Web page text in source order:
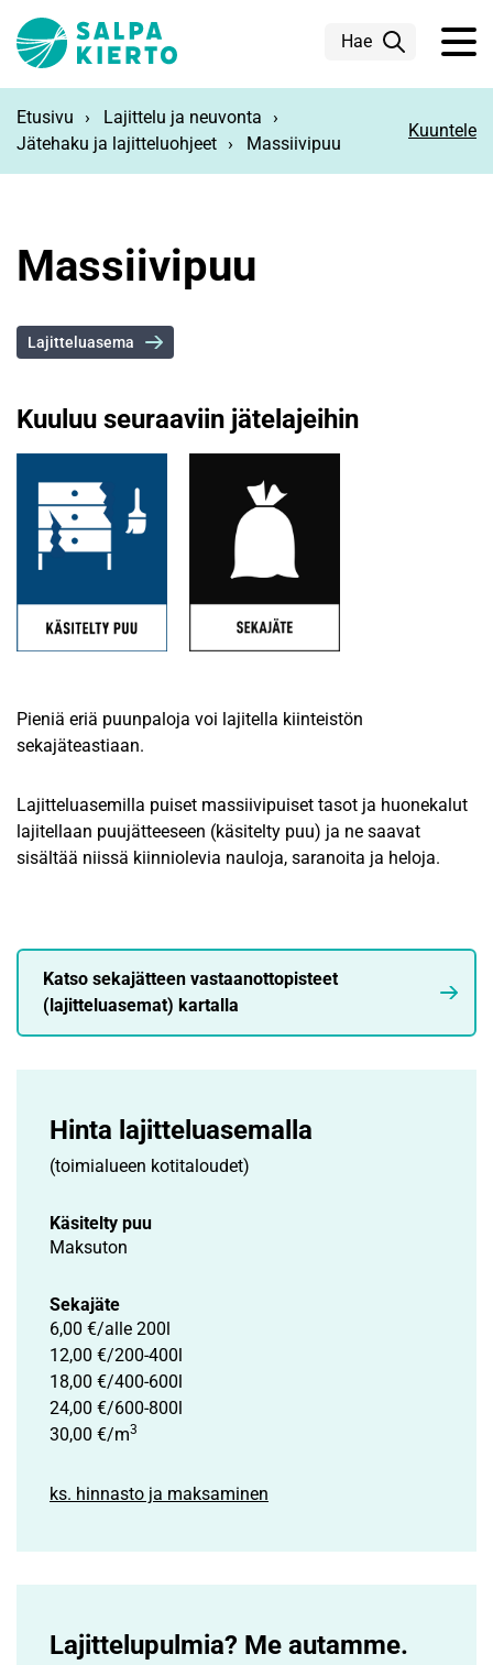
Hae
Etusivu
Lajittelu ja neuvonta
Jätehaku ja lajitteluohjeet
Massiivipuu
Kuuntele
Massiivipuu
Lajitteluasema
Kuuluu seuraaviin jätelajeihin
Pieniä eriä puunpaloja voi lajitella kiinteistön
sekajäteastiaan.
Lajitteluasemilla puiset massiivipuiset tasot ja huonekalut
lajitellaan puujätteeseen (käsitelty puu) ja ne saavat
sisältää niissä kiinniolevia nauloja, saranoita ja heloja.
Katso sekajätteen vastaanottopisteet
(lajitteluasemat) kartalla
Hinta lajittelu­asemalla
(toimialueen kotitaloudet)
Käsitelty puu
Maksuton
Sekajäte
6,00 €/alle 200l
12,00 €/200-400l
18,00 €/400-600l
24,00 €/600-800l
30,00 €/m3
ks. hinnasto ja maksaminen
Lajittelupulmia? Me autamme.